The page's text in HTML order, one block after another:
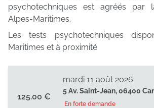
Visite médicale test
psychotechniques est agréés par
Alpes-Maritimes.
Les tests psychotechniques
Maritimes et à proximité
125.00 €
5 Av. Saint-Jean, 06400
En forte demande
mardi 11 août 2026